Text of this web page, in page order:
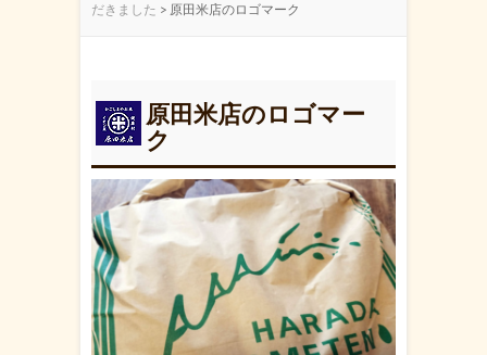
だきました > 原田米店のロゴマーク
原田米店のロゴマー
ク